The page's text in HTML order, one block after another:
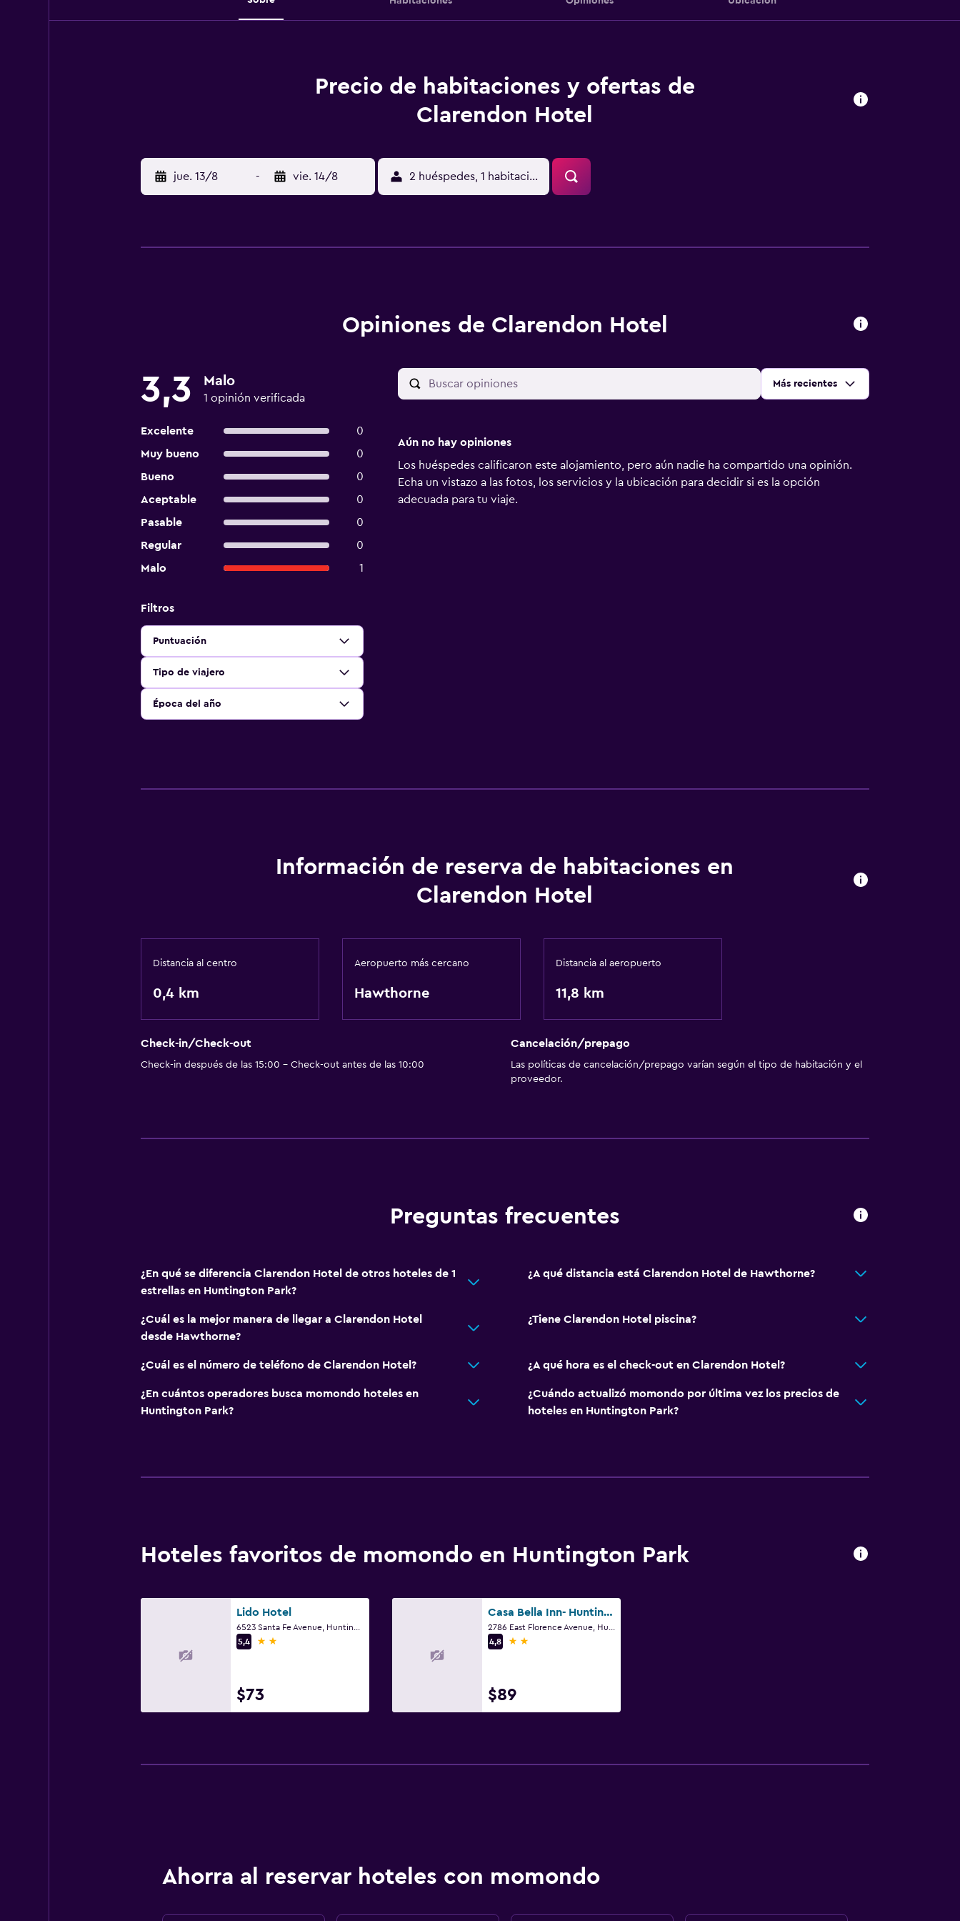
Precio de habitaciones y ofertas de
Clarendon Hotel
jue. 13/8 - vie. 14/8 2 huéspedes, 1 habitación
Opiniones de Clarendon Hotel
3,3 Malo
1 opinión verificada
Excelente
0
Muy bueno
0
Bueno
0
Aceptable
0
Pasable
0
Regular
0
Malo
1
Ordenar por:
Más recientes
Filtros
Puntuación
Tipo de viajero
Época del año
Aún no hay opiniones
Los huéspedes calificaron este alojamiento, pero aún nadie ha compartido una opinión.
Echa un vistazo a las fotos, los servicios y la ubicación para decidir si es la opción
adecuada para tu viaje.
Información de reserva de habitaciones en
Clarendon Hotel
Distancia al centro
0,4 km
Aeropuerto más cercano
Hawthorne
Distancia al aeropuerto
11,8 km
Check-in/Check-out
Check-in después de las 15:00 - Check-out antes de las 10:00
Cancelación/prepago
Las políticas de cancelación/prepago varían según el tipo de habitación y el
proveedor.
Preguntas frecuentes
¿En qué se diferencia Clarendon Hotel de otros hoteles de 1
estrellas en Huntington Park?
¿A qué distancia está Clarendon Hotel de Hawthorne?
¿Cuál es la mejor manera de llegar a Clarendon Hotel
desde Hawthorne?
¿Tiene Clarendon Hotel piscina?
¿Cuál es el número de teléfono de Clarendon Hotel? ¿A qué hora es el check-out en Clarendon Hotel?
¿En cuántos operadores busca momondo hoteles en
Huntington Park?
¿Cuándo actualizó momondo por última vez los precios de
hoteles en Huntington Park?
Hoteles favoritos de momondo en Huntington Park
Lido Hotel
5,4
2 estrellas
$73
Casa Bella Inn- Huntington Park
4,8
2 estrellas
$89
Ahorra al reservar hoteles con momondo